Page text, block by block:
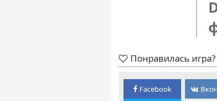
Понравилась
Facebook